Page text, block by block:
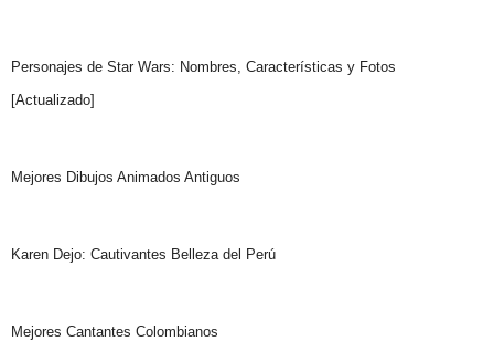
Personajes de Star Wars: Nombres, Características y Fotos
[Actualizado]
Mejores Dibujos Animados Antiguos
Karen Dejo: Cautivantes Belleza del Perú
Mejores Cantantes Colombianos